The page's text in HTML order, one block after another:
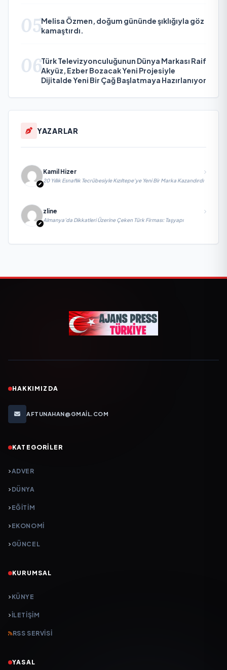
05Melisa Özmen, doğum gününde şıklığıyla göz
kamaştırdı.
06Türk Televizyonculuğunun Dünya Markası Raif
Akyüz, Ezber Bozacak Yeni Projesiyle
Dijitalde Yeni Bir Çağ Başlatmaya Hazırlanıyor
YAZARLAR
Kamil Hizer
20 Yıllık Esnaflık Tecrübesiyle Kızıltepe'ye Yeni Bir Marka Kazandırdı
zline
Almanya’da Dikkatleri Üzerine Çeken Türk Firması: Taşyapı
HAKKIMIZDA
AFTUNAHAN@GMAIL.COM
KATEGORILER
ADVER
DÜNYA
EĞİTİM
EKONOMİ
GÜNCEL
KURUMSAL
KÜNYE
İLETIŞIM
RSS SERVISI
YASAL